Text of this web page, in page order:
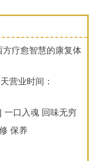
疗愈智慧的康复体
营业时间：
一口入魂 回味无穷
保养